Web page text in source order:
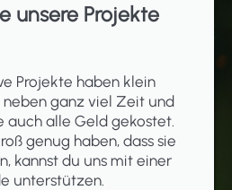
unsere Projekte
Projekte haben klein
ganz viel Zeit und
auch alle Geld gekostet.
genug haben, dass sie
kannst du uns mit einer
unterstützen.